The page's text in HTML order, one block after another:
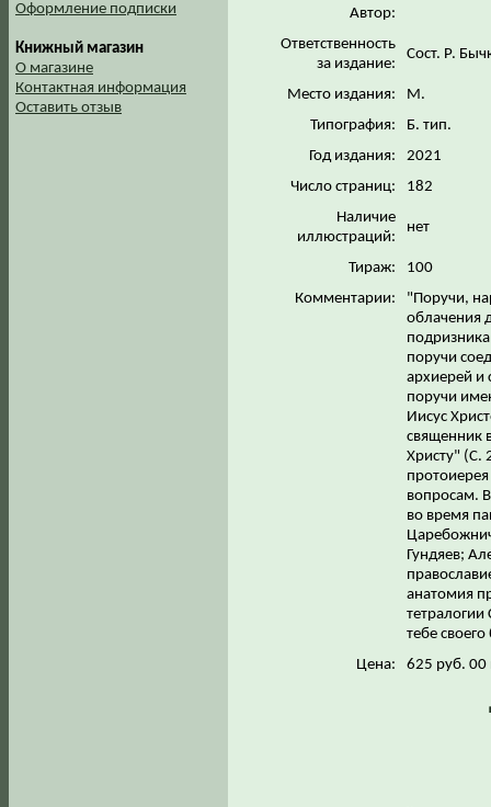
Оформление подписки
Книжный магазин
О магазине
Контактная информация
Оставить отзыв
Автор:
Ответственность
за издание:
Сост. Р.
Место издания:
М.
Типография:
Б. тип.
Год издания:
2021
Число страниц:
182
Наличие
иллюстраций:
нет
Тираж:
100
Комментарии:
"Поручи,
облачения
поручи
архиерей и
поручи
Иисус
священник
Христу" (С.
вопросам.
во время
Гундяев;
анатомия
тебе
Цена:
625 руб. 00